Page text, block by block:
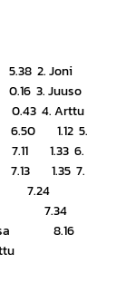
2. Joni
3. Juuso
4. Arttu
1.12 5.
1.33 6.
1.35 7.
7.24
Luja 7.34
8.16
Uuttu